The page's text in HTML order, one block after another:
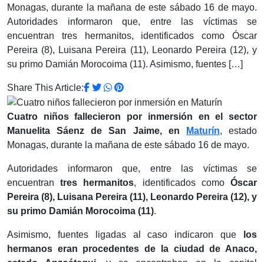
Monagas, durante la mañana de este sábado 16 de mayo.
Autoridades informaron que, entre las víctimas se
encuentran tres hermanitos, identificados como Óscar
Pereira (8), Luisana Pereira (11), Leonardo Pereira (12), y
su primo Damián Morocoima (11). Asimismo, fuentes […]
Share This Article:
Cuatro niños fallecieron por inmersión en el sector
Manuelita Sáenz de San Jaime, en
Maturín, estado
Monagas, durante la mañana de este sábado 16 de mayo.
Autoridades informaron que, entre las víctimas se
encuentrantres hermanitos, identificados comoÓscar
Pereira (8), Luisana Pereira (11), Leonardo Pereira (12), y
su primo Damián Morocoima (11).
Asimismo, fuentes ligadas al caso indicaron que
los
hermanos eran procedentes de la ciudad de Anaco,